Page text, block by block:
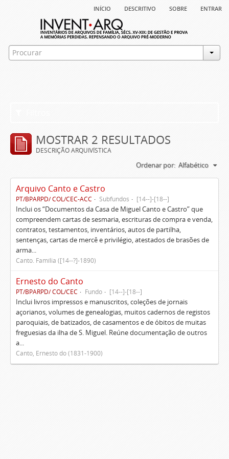
início descritivo sobre entrar
MOSTRAR 2 RESULTADOS
DESCRIÇÃO ARQUIVÍSTICA
Ordenar por: Alfabético
Arquivo Canto e Castro
PT/BPARPD/ COL/CEC-ACC Subfundos [14--]-[18--]
Inclui os “Documentos da Casa de Miguel Canto e Castro” que
compreendem cartas de sesmaria, escrituras de compra e venda,
contratos, testamentos, inventários, autos de partilha,
sentenças, cartas de mercê e privilégio, atestados de brasões de
arma...
Canto. Família ([14--?]-1890)
Ernesto do Canto
PT/BPARPD/ COL/CEC Fundo [14--]-[18--]
Inclui livros impressos e manuscritos, coleções de jornais
açorianos, volumes de genealogias, muitos cadernos de registos
paroquiais, de batizados, de casamentos e de óbitos de muitas
freguesias da ilha de S. Miguel. Reúne documentação de outros
a...
Canto, Ernesto do (1831-1900)